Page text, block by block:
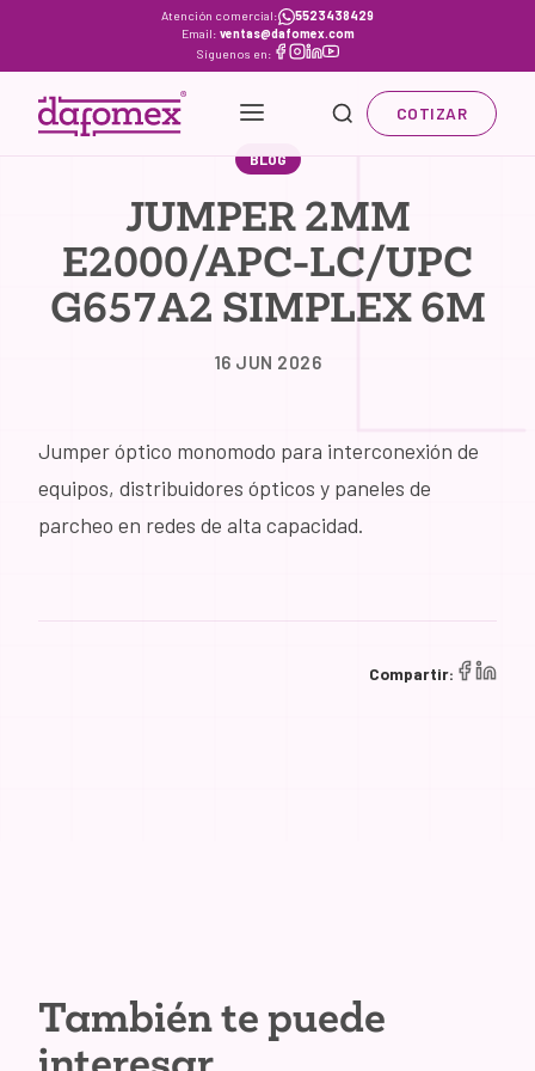
content
Atención comercial:
5523438429
Email: ventas@dafomex.com
Síguenos en:
COTIZAR
BLOG
JUMPER 2MM
E2000/APC-LC/UPC
G657A2 SIMPLEX 6M
16 JUN 2026
Jumper óptico monomodo para interconexión de
equipos, distribuidores ópticos y paneles de
parcheo en redes de alta capacidad.
Compartir:
También te puede